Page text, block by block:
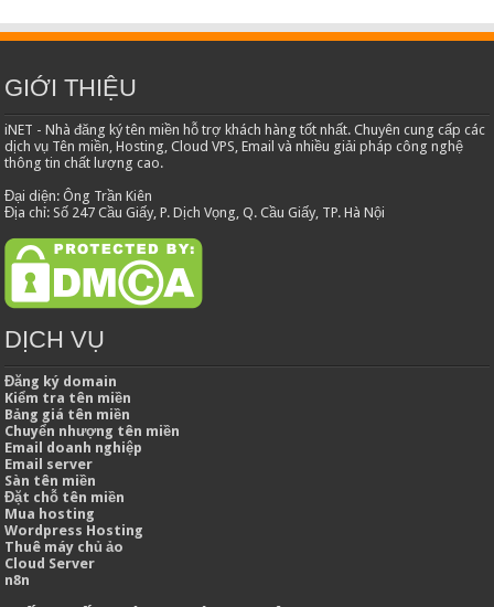
GIỚI THIỆU
iNET - Nhà đăng ký tên miền hỗ trợ khách hàng tốt nhất. Chuyên cung cấp các
dịch vụ Tên miền, Hosting, Cloud VPS, Email và nhiều giải pháp công nghệ
thông tin chất lượng cao.
Đại diện: Ông Trần Kiên
Địa chỉ: Số 247 Cầu Giấy, P. Dịch Vọng, Q. Cầu Giấy, TP. Hà Nội
DỊCH VỤ
Đăng ký domain
Kiểm tra tên miền
Bảng giá tên miền
Chuyển nhượng tên miền
Email doanh nghiệp
Email server
Sàn tên miền
Đặt chỗ tên miền
Mua hosting
Wordpress Hosting
Thuê máy chủ ảo
Cloud Server
n8n